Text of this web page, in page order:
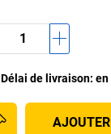
Délai de livraison: en